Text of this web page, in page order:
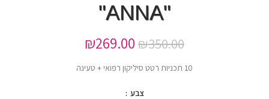
"ANNA"
₪350.00
₪269.00
10 תכניות רטט סיליקון רפואי + טעינה
צבע